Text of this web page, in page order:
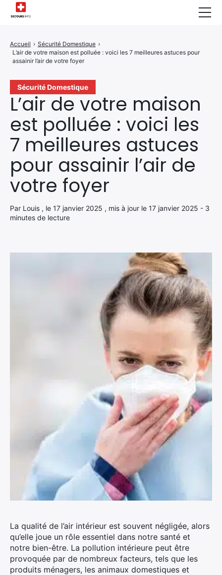
Sécurité Domestique
L’air de votre maison
est polluée : voici les
7 meilleures astuces
pour assainir l’air de
votre foyer
Par Louis , le 17 janvier 2025 , mis à jour le 17 janvier 2025 - 3
minutes de lecture
Accueil › Sécurité Domestique ›
L’air de votre maison est polluée : voici les 7 meilleures astuces pour
assainir l’air de votre foyer
La qualité de l’air intérieur est souvent négligée, alors
qu’elle joue un rôle essentiel dans notre santé et
notre bien-être. La pollution intérieure peut être
provoquée par de nombreux facteurs, tels que les
produits ménagers, les animaux domestiques et
Infos & Conseils
Actualités des Secours
Santé & Bien-être
A propos de Nous
Contactez-nous
Politique de Confidentialité